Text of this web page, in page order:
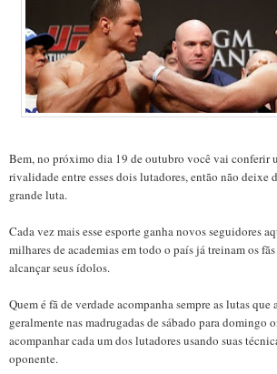
Bem, no próximo dia 19 de outubro você vai conferir
rivalidade entre esses dois lutadores, então não deixe
grande luta.
Cada vez mais esse esporte ganha novos seguidores
milhares de academias em todo o país já treinam os
alcançar seus ídolos.
Quem é fã de verdade acompanha sempre as lutas que
geralmente nas madrugadas de sábado para domingo
acompanhar cada um dos lutadores usando suas
oponente.